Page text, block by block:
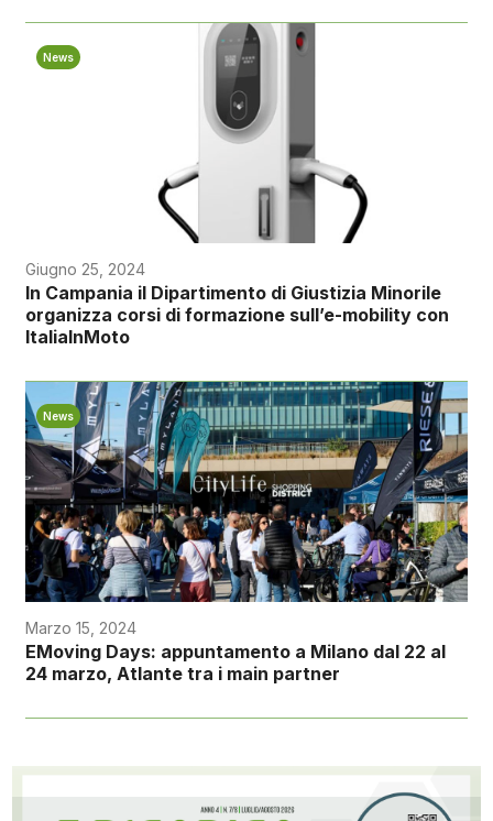
News
Giugno 25, 2024
In Campania il Dipartimento di Giustizia Minorile
organizza corsi di formazione sull’e-mobility con
ItaliaInMoto
News
Marzo 15, 2024
EMoving Days: appuntamento a Milano dal 22 al
24 marzo, Atlante tra i main partner